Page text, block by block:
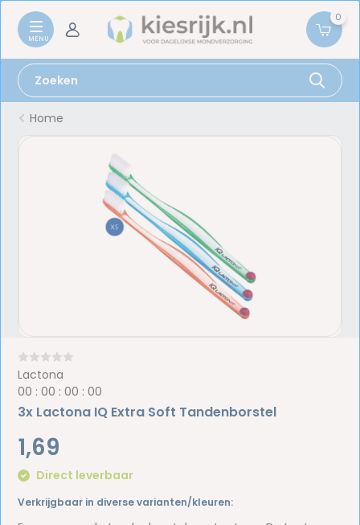
0
Home
Lactona
00 :00 :00 :00
3x Lactona IQ Extra Soft Tandenborstel
1,69
Direct leverbaar
Verkrijgbaar in diverse varianten/kleuren: